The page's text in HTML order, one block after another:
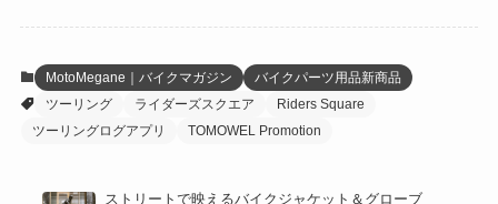
(27) (41)
(47)
(4)
MotoMegane｜バイクマガジン
バイクパーツ用品新商品
ツーリング
ライダーズスクエア
Riders Square
ツーリングログアプリ
TOMOWEL Promotion
ストリートで映えるバイクジャケット＆グローブ